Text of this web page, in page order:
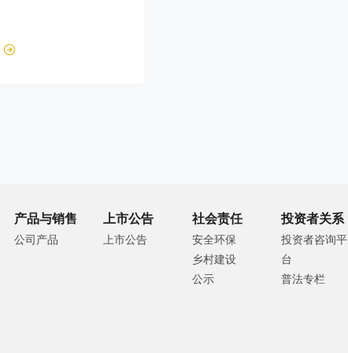

产品与销售
公司产品
上市公告
上市公告
社会责任
安全环保
乡村建设
公示
投资者关系
投资者咨询平
台
普法专栏